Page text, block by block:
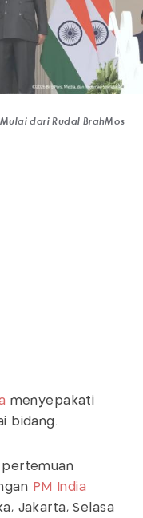
dari Rudal BrahMos
menyepakati
bidang.
pertemuan
PM India
Jakarta, Selasa